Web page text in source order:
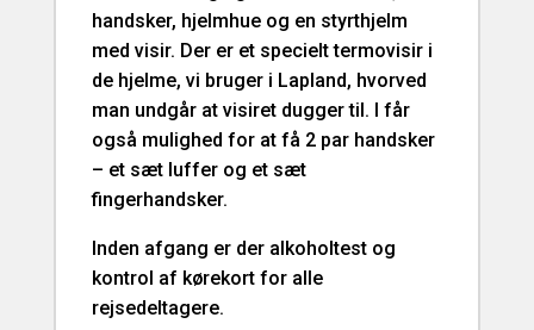
handsker, hjelmhue og en styrthjelm
med visir. Der er et specielt termovisir i
de hjelme, vi bruger i Lapland, hvorved
man undgår at visiret dugger til. I får
også mulighed for at få 2 par handsker
– et sæt luffer og et sæt
fingerhandsker.
Inden afgang er der alkoholtest og
kontrol af kørekort for alle
rejsedeltagere.